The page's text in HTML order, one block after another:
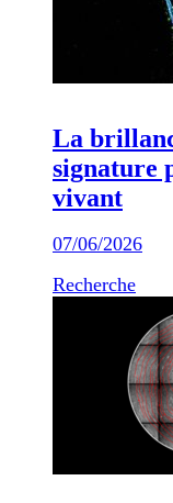
La
signature
vivant
07/06/2026
Recherche